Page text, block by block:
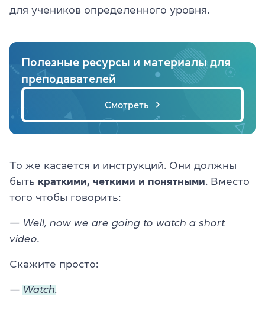
для учеников определенного уровня.
Полезные ресурсы и материалы для
преподавателей
Смотреть
То же касается и инструкций. Они должны
быть краткими, четкими и понятными . Вместо
того чтобы говорить:
— Well, now we are going to watch a short
video.
Скажите просто:
— Watch.